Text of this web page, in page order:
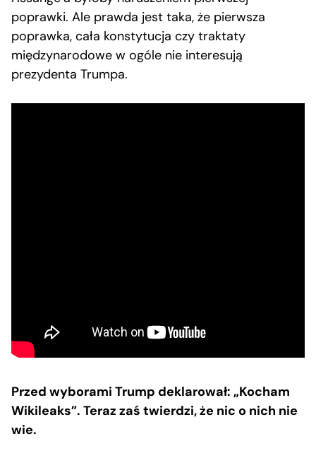
poprawki. Ale prawda jest taka, że pierwsza
poprawka, cała konstytucja czy traktaty
międzynarodowe w ogóle nie interesują
prezydenta Trumpa.
Przed wyborami Trump deklarował: „Kocham
Wikileaks”. Teraz zaś twierdzi, że nic o nich nie
wie.